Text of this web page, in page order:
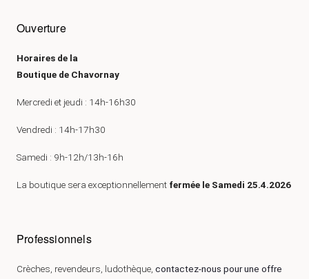
Ouverture
Horaires de la
Boutique de Chavornay
Mercredi et jeudi : 14h-16h30
Vendredi : 14h-17h30
Samedi : 9h-12h/13h-16h
La boutique sera exceptionnellement fermée le Samedi 25.4.2026
Professionnels
Crèches, revendeurs, ludothèque, contactez-nous pour une offre